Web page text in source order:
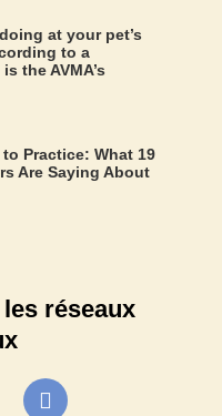
at your pet’s
to a
the AVMA’s
Practice: What 19
Are Saying About
réseaux